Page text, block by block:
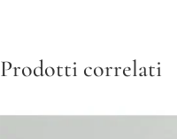
Prodotti correlati